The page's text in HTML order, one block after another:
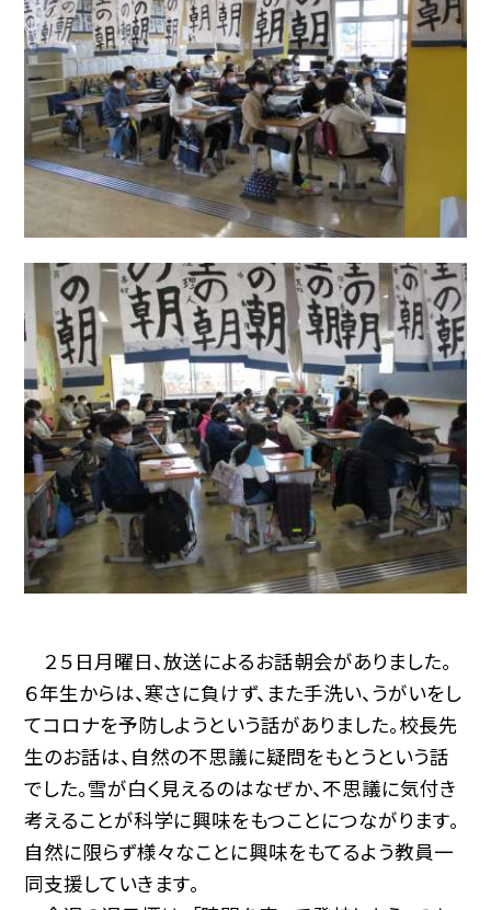
２５日月曜日、放送によるお話朝会がありました。
６年生からは、寒さに負けず、また手洗い、うがいをし
てコロナを予防しようという話がありました。校長先
生のお話は、自然の不思議に疑問をもとうという話
でした。雪が白く見えるのはなぜか、不思議に気付き
考えることが科学に興味をもつことにつながります。
自然に限らず様々なことに興味をもてるよう教員一
同支援していきます。